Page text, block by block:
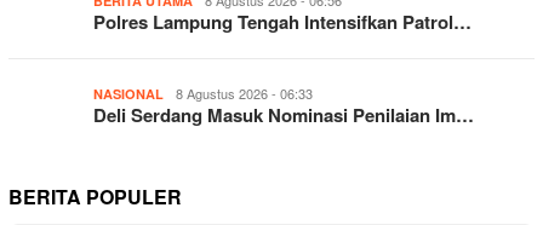
Polres Lampung Tengah Intensifkan Patrol…
NASIONAL 8 Agustus 2026 - 06:33
Deli Serdang Masuk Nominasi Penilaian Im…
BERITA POPULER